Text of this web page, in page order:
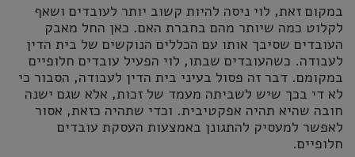
במקום זאת, לוי ניסה להיות קשוב יותר לעובדים ושאף
לקלוט כמה שיותר מהם בחברת האם. כאן החל מאבק
העובדים שסיבך אותו עם הכללים הנוקשים של בית הדין
לעבודה. כשהעובדים שבתו, לוי הפעיל עובדים חלופיים
במקומם. דבר זה פסול בעיני בית הדין לעבודה, הסבור כי
לא די בכך שיש לשביתה מעמד של זכות, אלא שגם ישנה
חובה שהיא תהיה אפקטיבית. וכדי שתהיה כזאת, אסור
לאפשר למעסיק להתגונן באמצעות העסקת עובדים
חלופיים.